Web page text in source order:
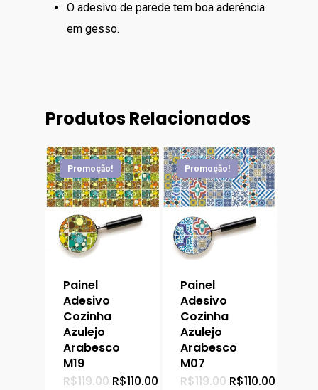
O adesivo de parede tem boa aderência
em gesso.
Produtos Relacionados
Promoção!
Painel
Adesivo
Cozinha
Azulejo
Arabesco
M19
R$119.00 O
R$110.00
Promoção!
Painel
Adesivo
Cozinha
Azulejo
Arabesco
M07
R$119.00 O
R$110.00